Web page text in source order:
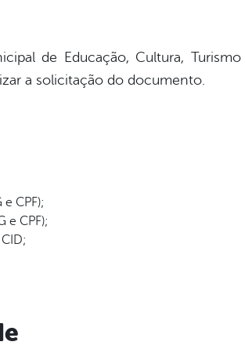
de Educação, Cultura,
a solicitação do documento.
CPF);
e CPF);